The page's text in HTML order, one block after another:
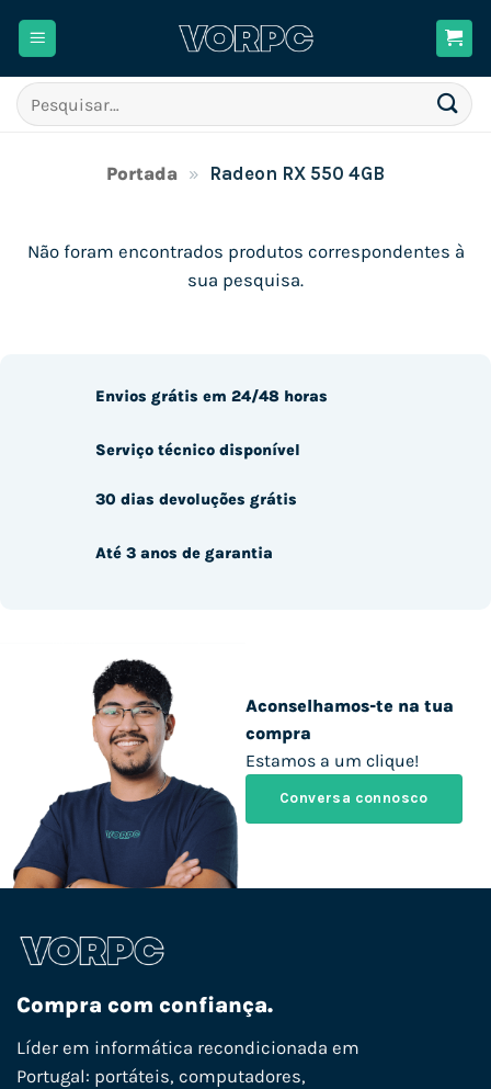
Pesquisar
por:
Portada » Radeon RX 550 4GB
Não foram encontrados produtos correspondentes à
sua pesquisa.
Aconselhamos-te na tua
compra
Estamos a um clique!
Conversa connosco
Envios grátis em 24/48 horas
Serviço técnico disponível
30 dias devoluções grátis
Até 3 anos de garantia
Compra com confiança.
Líder em informática recondicionada em
Portugal: portáteis, computadores,